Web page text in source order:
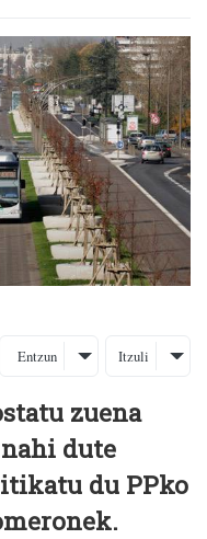
Entzun Itzuli
zuena
dute
du PPko